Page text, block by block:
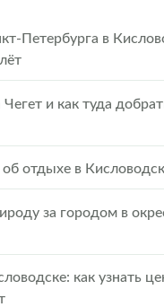
Петербурга в
и как туда
отдыхе в
за городом в
как узнать